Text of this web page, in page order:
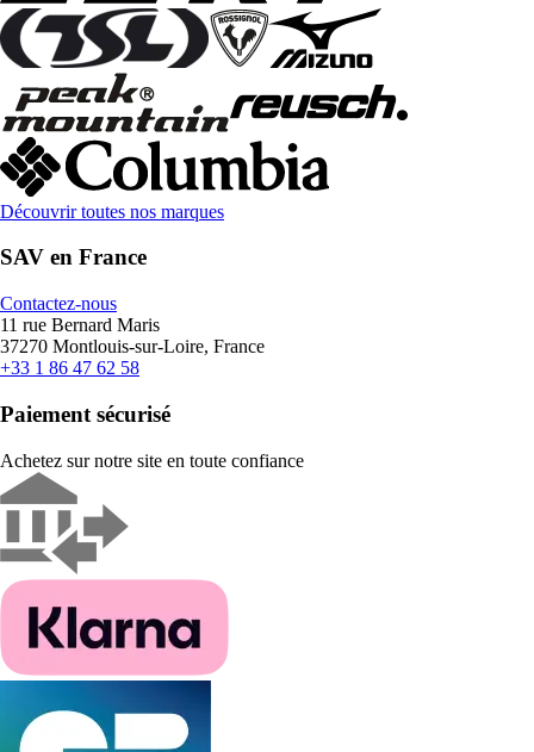
Découvrir toutes nos marques
SAV en France
Contactez-nous
11 rue Bernard Maris
37270 Montlouis-sur-Loire, France
+33 1 86 47 62 58
Paiement sécurisé
Achetez sur notre site en toute confiance